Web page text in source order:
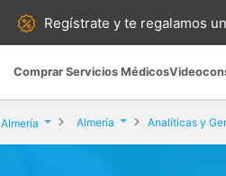
Regístrate yte regalamos un
Comprar Servicios Médicos
Almería Almería Analíticas y